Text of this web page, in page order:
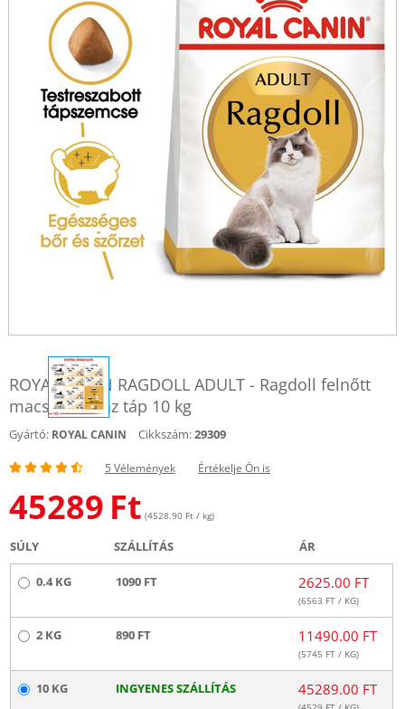
ROYAL CANIN RAGDOLL ADULT - Ragdoll felnőtt
macska száraz táp 10 kg
Gyártó: ROYAL CANIN Cikkszám:29309
5 Vélemények Értékelje Ön is
45289 Ft (4528.90 Ft / kg)
SÚLY SZÁLLÍTÁS ÁR
0.4 KG 1090 FT 2625.00 FT
(6563 FT / KG)
2 KG 890 FT 11490.00 FT
(5745 FT / KG)
10 KG INGYENES SZÁLLÍTÁS 45289.00 FT